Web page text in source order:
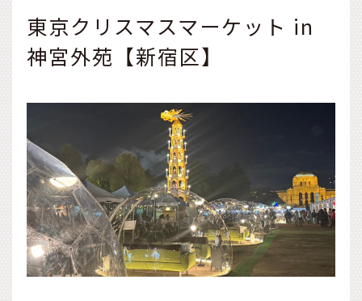
東京クリスマスマーケット in
神宮外苑【新宿区】